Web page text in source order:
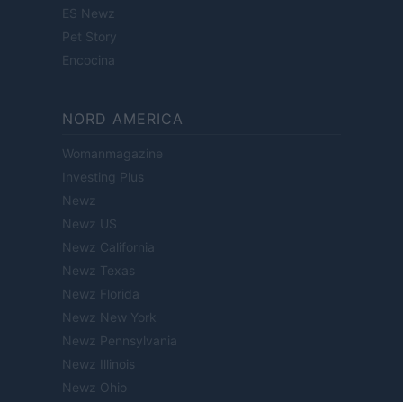
ES Newz
Pet Story
Encocina
NORD AMERICA
Womanmagazine
Investing Plus
Newz
Newz US
Newz California
Newz Texas
Newz Florida
Newz New York
Newz Pennsylvania
Newz Illinois
Newz Ohio